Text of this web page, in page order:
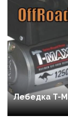
Лебедка T-